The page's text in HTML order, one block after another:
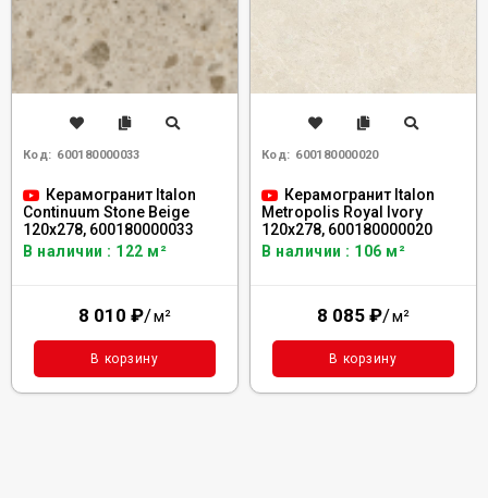
Код: 600180000033
Керамогранит Italon
Continuum Stone Beige
120x278, 600180000033
В наличии : 122 м²
8 010 ₽/м²
В корзину
Код: 600180000020
Керамогранит Italon
Metropolis Royal Ivory
120x278, 600180000020
В наличии : 106 м²
8 085 ₽/м²
В корзину